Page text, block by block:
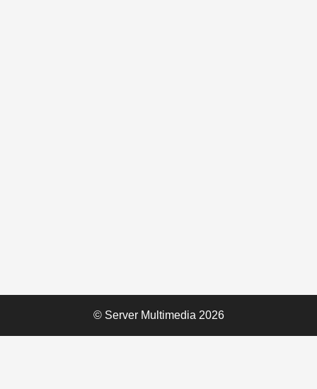
© Server Multimedia 2026